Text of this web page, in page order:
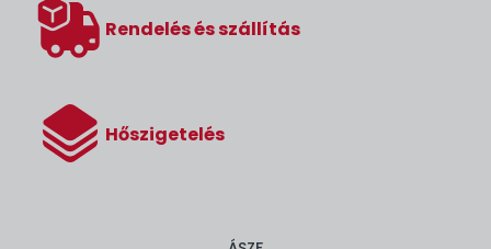
Rendelés és szállítás
Hőszigetelés